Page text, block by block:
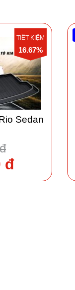
TIẾT KIỆM
16.67%
Sedan
đ